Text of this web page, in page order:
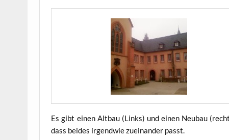
Es gibt einen Alt­bau (Links) und einen Neu­bau
dass bei­des irgend­wie zuein­an­der passt.